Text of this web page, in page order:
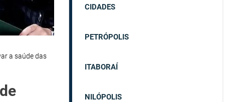
a saúde das
CIDADES
PETRÓPOLIS
ITABORAÍ
NILÓPOLIS